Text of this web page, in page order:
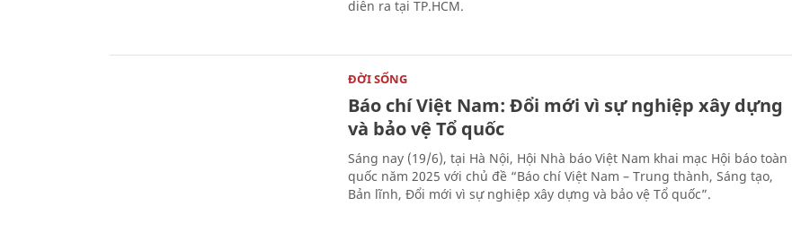
diễn ra tại TP.HCM.
ĐỜI SỐNG
Báo chí Việt Nam: Đổi mới vì sự nghiệp xây dựng
và bảo vệ Tổ quốc
Sáng nay (19/6), tại Hà Nội, Hội Nhà báo Việt Nam khai mạc Hội báo toàn
quốc năm 2025 với chủ đề “Báo chí Việt Nam – Trung thành, Sáng tạo,
Bản lĩnh, Đổi mới vì sự nghiệp xây dựng và bảo vệ Tổ quốc”.